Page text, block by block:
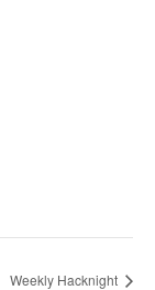
Weekly Hacknight